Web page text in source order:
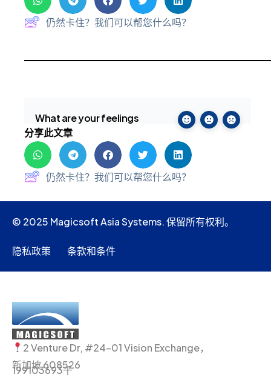
仍然卡住？我们可以帮您什么吗？
What are your feelings
分享此文章
仍然卡住？我们可以帮您什么吗？
© 2025 Magicsoft Asia Systems. 保留所有权利。
隐私政策 条款和条件
2 Venture Dr, #24-01 Vision Exchange，
新加坡 608526
199103693千